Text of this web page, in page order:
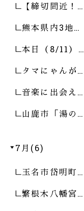
【締切間近！…
熊本県内3地…
本日（8/11）…
タマにゃんが…
音楽に出会え…
山鹿市「湯の…
7月(6)
玉名市岱明町…
繁根木八幡宮…